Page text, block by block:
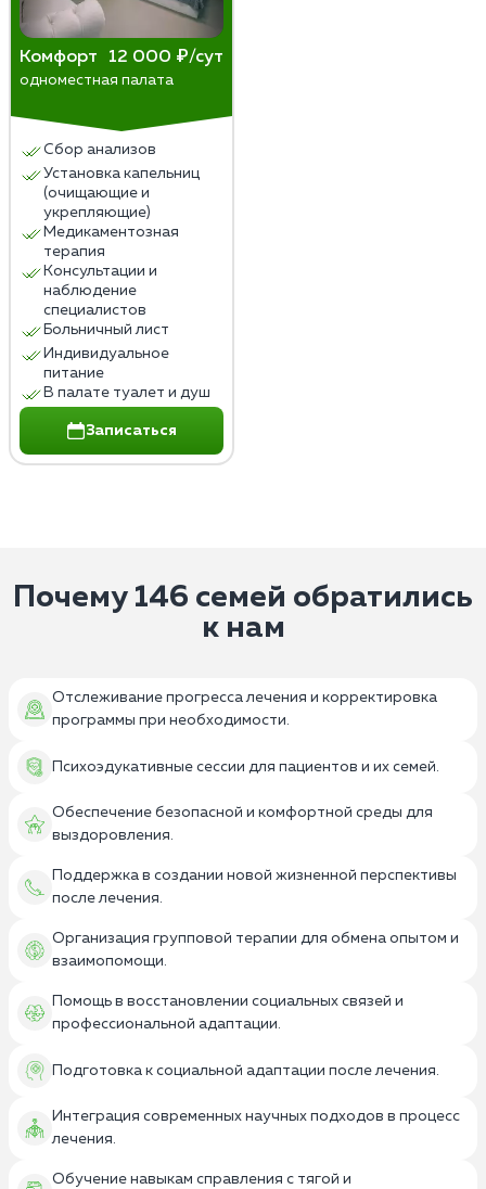
Комфорт 12 000 ₽/сут
одноместная палата
Сбор анализов
Установка капельниц
(очищающие и
укрепляющие)
Медикаментозная
терапия
Консультации и
наблюдение
специалистов
Больничный лист
Индивидуальное
питание
В палате туалет и душ
Записаться
Почему 146 семей обратились
к нам
Отслеживание прогресса лечения и корректировка
программы при необходимости.
Психоэдукативные сессии для пациентов и их семей.
Обеспечение безопасной и комфортной среды для
выздоровления.
Поддержка в создании новой жизненной перспективы
после лечения.
Организация групповой терапии для обмена опытом и
взаимопомощи.
Помощь в восстановлении социальных связей и
профессиональной адаптации.
Подготовка к социальной адаптации после лечения.
Интеграция современных научных подходов в процесс
лечения.
Обучение навыкам справления с тягой и